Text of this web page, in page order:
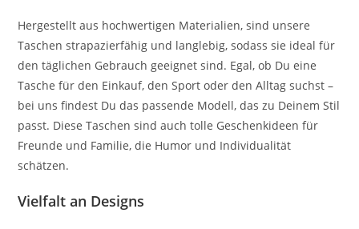
Hergestellt aus hochwertigen Materialien, sind unsere
Taschen strapazierfähig und langlebig, sodass sie ideal für
den täglichen Gebrauch geeignet sind. Egal, ob Du eine
Tasche für den Einkauf, den Sport oder den Alltag suchst –
bei uns findest Du das passende Modell, das zu Deinem Stil
passt. Diese Taschen sind auch tolle Geschenkideen für
Freunde und Familie, die Humor und Individualität
schätzen.
Vielfalt an Designs